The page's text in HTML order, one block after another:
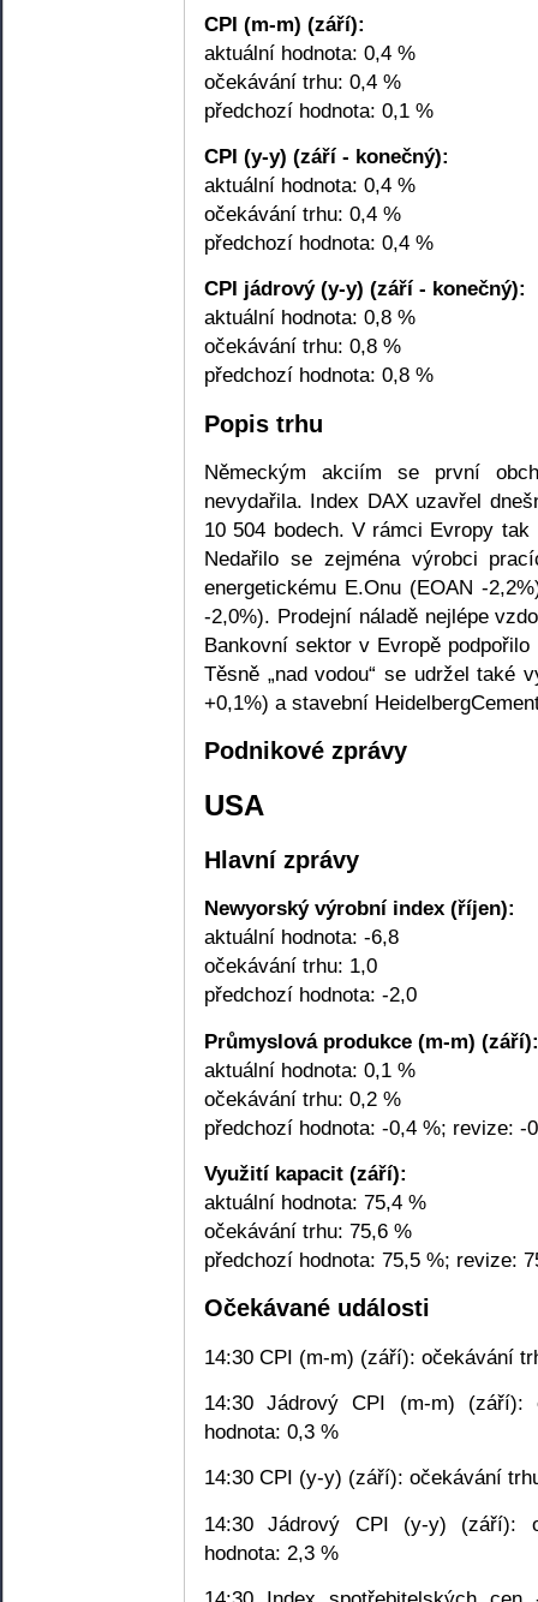
CPI (m-m) (září):
aktuální hodnota: 0,4 %
očekávání trhu: 0,4 %
předchozí hodnota: 0,1 %
CPI (y-y) (září - konečný):
aktuální hodnota: 0,4 %
očekávání trhu: 0,4 %
předchozí hodnota: 0,4 %
CPI jádrový (y-y) (září - konečný):
aktuální hodnota: 0,8 %
očekávání trhu: 0,8 %
předchozí hodnota: 0,8 %
Popis trhu
Německým akciím se první
nevydařila. Index DAX uzavřel
10 504 bodech. V rámci Evropy
Nedařilo se zejména výrobci
energetickému E.Onu (EOAN -
-2,0%). Prodejní náladě nejlépe
Bankovní sektor v Evropě
Těsně „nad vodou“ se udržel také
+0,1%) a stavební
Podnikové zprávy
USA
Hlavní zprávy
Newyorský výrobní index (říjen):
aktuální hodnota: -6,8
očekávání trhu: 1,0
předchozí hodnota: -2,0
Průmyslová produkce (m-m) (září):
aktuální hodnota: 0,1 %
očekávání trhu: 0,2 %
předchozí hodnota: -0,4 %; revize: -
Využití kapacit (září):
aktuální hodnota: 75,4 %
očekávání trhu: 75,6 %
předchozí hodnota: 75,5 %; revize:
Očekávané události
14:30 CPI (m-m) (září): očekávání
14:30 Jádrový CPI (m-m) (září):
hodnota: 0,3 %
14:30 CPI (y-y) (září): očekávání
14:30 Jádrový CPI (y-y) (září):
hodnota: 2,3 %